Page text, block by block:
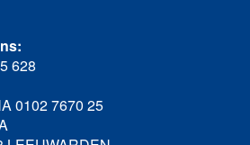
628
0102 7670 25